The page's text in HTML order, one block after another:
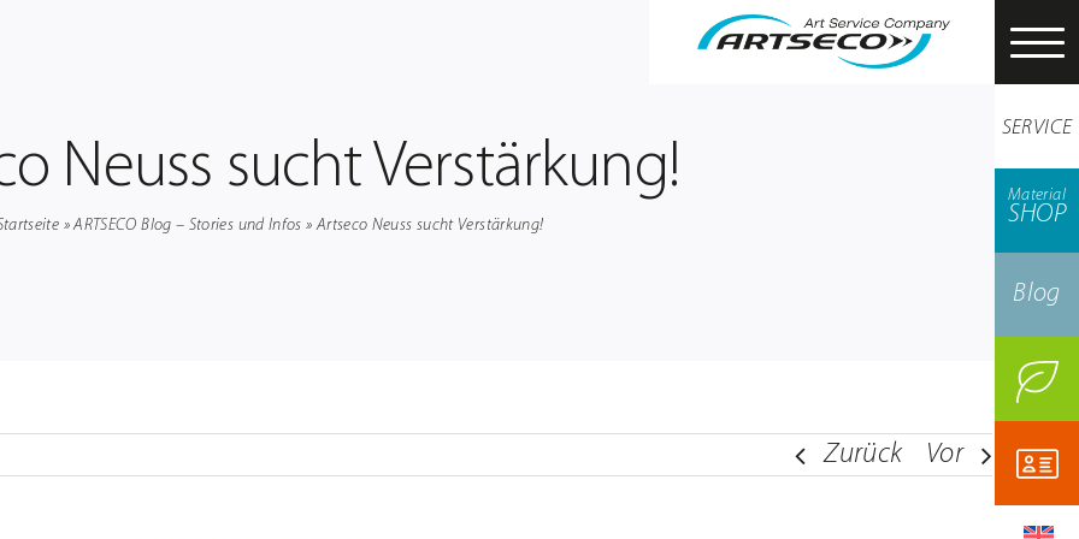
SERVICE
Material
SHOP
Blog
Neuss sucht Verstärkung!
»ARTSECO Blog – Stories und Infos »Artseco Neuss sucht Verstärkung!
Zurück Vor